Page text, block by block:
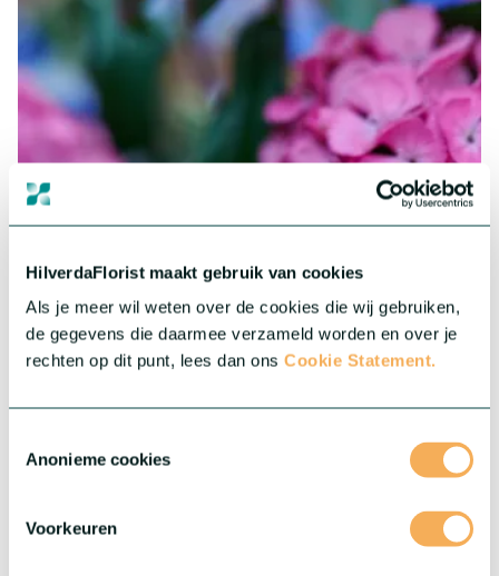
HilverdaFlorist maakt gebruik van cookies
Als je meer wil weten over de cookies die wij gebruiken,
de gegevens die daarmee verzameld worden en over je
rechten op dit punt, lees dan ons Cookie Statement.
Anonieme cookies
Voorkeuren
Dianthus Sparkz Surprisez
denkbaar – variëteiten die opvallen door unieke bloemvormen,
opvallende kleuren en eindeloze mogelijkheden om te mixen en
matchen.
Meer over deze serie